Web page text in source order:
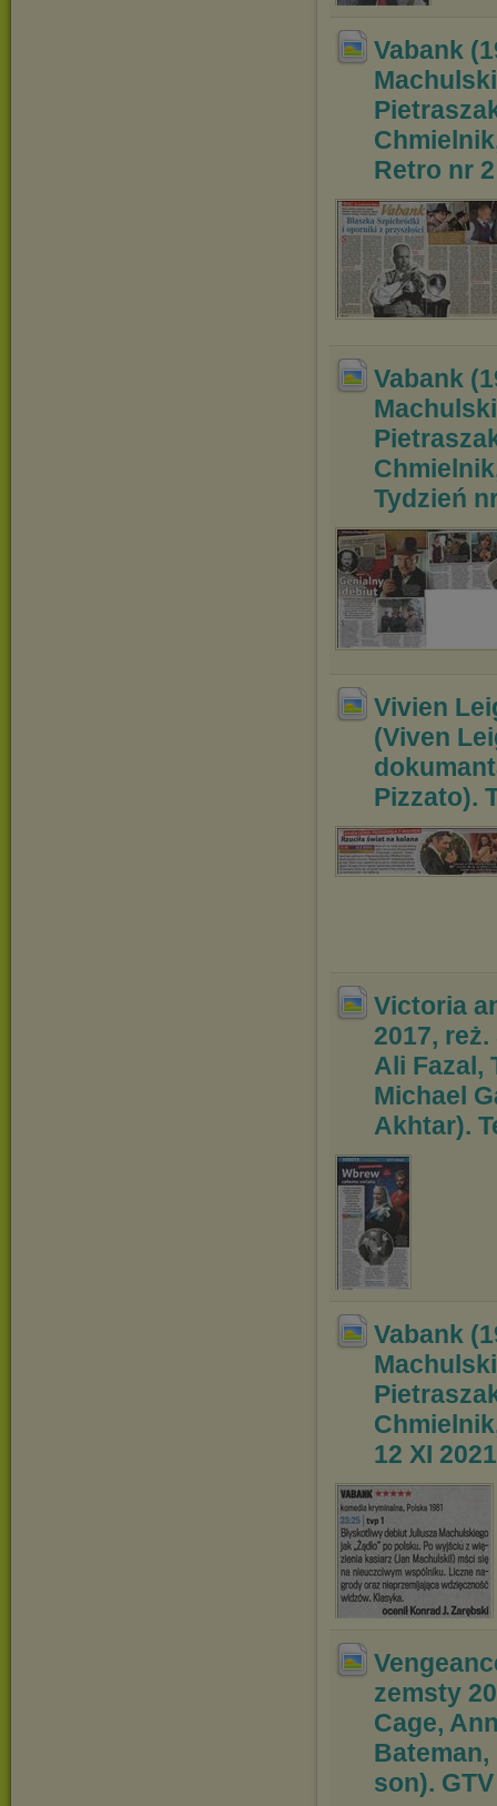
Vabank
Machulski
Retro nr
Vabank
Machulski
Tydzień
Vivien
(Viven Lei
Pizzato).
Victoria
2017, reż.
Ali Fazal,
Michael
Akhtar).
Vabank
Machulski
12 XI 2021
zemsty
Cage,
son).